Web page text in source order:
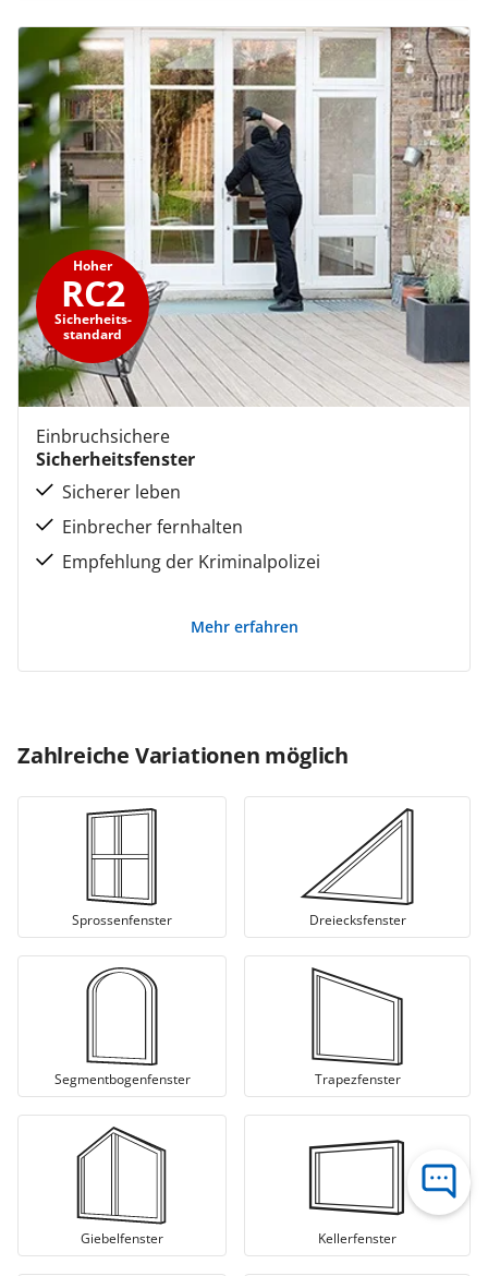
Einbruchsichere
Sicherheitsfenster
Hoher
RC2
Sicherheits-
standard
Sicherer leben
Einbrecher fernhalten
Empfehlung der Kriminalpolizei
Mehr erfahren
Zahlreiche Variationen möglich
Sprossenfenster Dreiecksfenster
Segmentbogenfenster Trapezfenster
Giebelfenster Kellerfenster